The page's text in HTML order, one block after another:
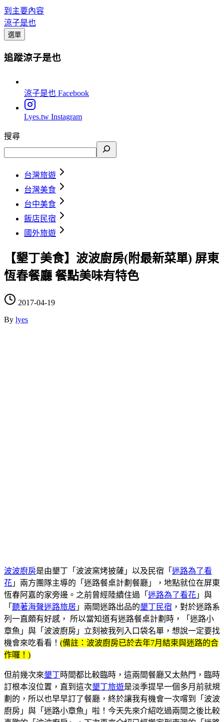
到主要內容
涼子是也
選單
追蹤涼子是也
涼子是也 Facebook
Lyes.tw Instagram
搜尋
台灣旅遊
台灣美食
台中美食
飯店民宿
國外旅遊
【墾丁美食】波波廚房(附最新菜單) 屏東
恆春餐廳 餐點美味有特色
2017-04-19
By lyes
波波廚房是由墾丁「波波窯烤披薩」以及民宿「 迷路為了看
花 」兩方團隊主導的「迷路餐桌計劃餐廳」，地點就位在屏東
恆春阿嘉的家旁邊。之前曾經陸續住過「 迷路為了看花 」與
「 聽著海聲迷路旅居 」兩間迷路出品的墾丁民宿 ，對於迷路系
列一直頗有好感， 所以當知道有迷路餐桌計劃時，「迷路小
章魚」與「波波廚房」立刻被我列入口袋名單，想說一定要找
機會來吃看看！ (備註：波波廚房已於去年7月結束與迷路的合
作囉！)
但前幾次來墾丁時間都比較臨時，這兩間餐廳又太熱門，臨時
訂根本沒位置，直到這次墾丁旅遊是淡季提早一個多月前就規
劃的，所以也早早訂了餐廳，終於讓我有機會一次嚐到「波波
廚房」與「迷路小章魚」啦！今天先來介紹吃過兩間之後比較